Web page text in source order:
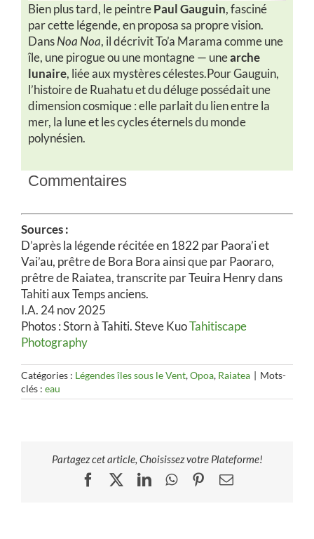
Bien plus tard, le peintrePaul Gauguin, fasciné
par cette légende, en proposa sa propre vision.
DansNoa Noa, il décrivit To’a Marama comme une
île, une pirogue ou une montagne — unearche
lunaire, liée aux mystères célestes.Pour Gauguin,
l’histoire de Ruahatu et du déluge possédait une
dimension cosmique : elle parlait du lien entre la
mer, la lune et les cycles éternels du monde
polynésien.
Commentaires
Sources :
D’après la légende récitée en 1822 par Paora’i et
Vai’au, prêtre de Bora Bora ainsi que par Paoraro,
prêtre de Raiatea, transcrite par Teuira Henry dans
Tahiti aux Temps anciens.
I.A. 24 nov 2025
Photos : Storn à Tahiti. Steve KuoTahitiscape
Photography
Catégories : Légendes îles sous le Vent,Opoa, Raiatea | Mots-
clés : eau
Partagez cet article, Choisissez votre Plateforme!
FacebookLinkedInWhatsApp
Pinterest
Email